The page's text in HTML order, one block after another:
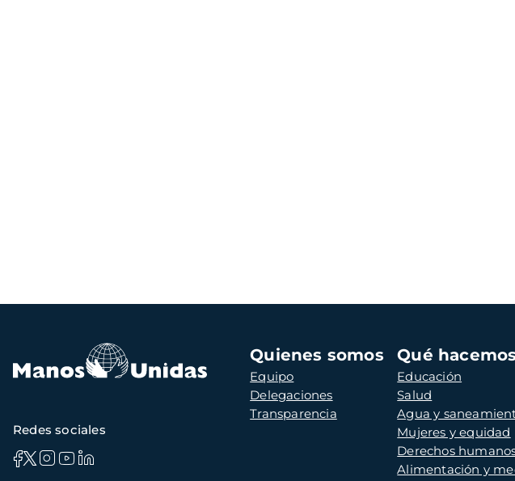
Navegación
principal
Quienes somos
Equipo
Delegaciones
Transparencia
Qué
Educación
Salud
Agua y
Mujeres y equidad
Derechos
Alimentación y
Redes sociales